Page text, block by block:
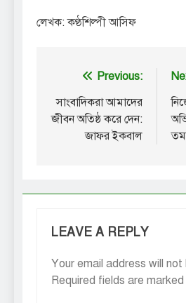
লেখক: কণ্ঠশিল্পী আসিফ
Post
navigation
Previous:
সাংবাদিকরা আমাদের
জীবন অতিষ্ঠ করে দেন:
জাফর ইকবাল
LEAVE A REPLY
Your email address will not
Required fields are marked